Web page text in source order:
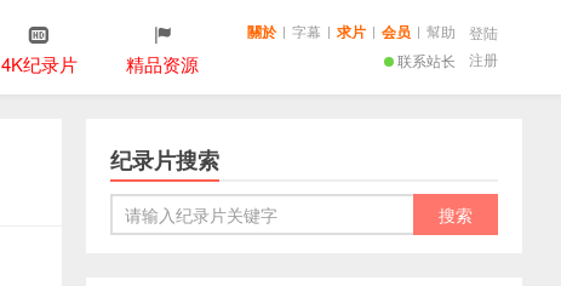
4K纪录片 精品资源 联系站长
關於 | 字幕 | 求片 | 会员 | 幫助
登陆
注册
纪录片搜索